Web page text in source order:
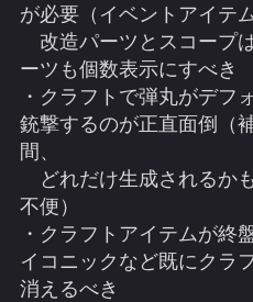
が必要（イベントアイテ
改造パーツとスコープ
ーツも個数表示にすべき
・クラフトで弾丸がデフ
銃撃するのが正直面倒（
間、
どれだけ生成されるか
不便）
・クラフトアイテムが終
イコニックなど既にクラ
消えるべき